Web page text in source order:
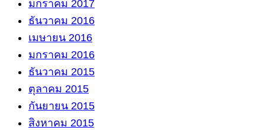
มกราคม 2017
ธันวาคม 2016
เมษายน 2016
มกราคม 2016
ธันวาคม 2015
ตุลาคม 2015
กันยายน 2015
สิงหาคม 2015